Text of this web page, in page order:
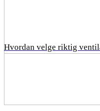
Hvordan velge riktig